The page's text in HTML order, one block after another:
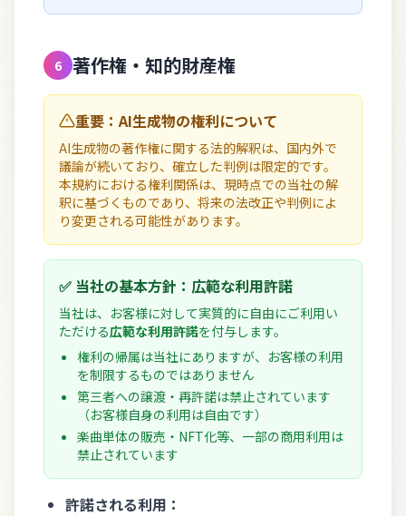
6 著作権・知的財産権
重要：AI生成物の権利について
AI生成物の著作権に関する法的解釈は、国内外で
議論が続いており、確立した判例は限定的です。
本規約における権利関係は、現時点での当社の解
釈に基づくものであり、将来の法改正や判例によ
り変更される可能性があります。
✅ 当社の基本方針：広範な利用許諾
当社は、お客様に対して実質的に自由にご利用い
ただける広範な利用許諾を付与します。
権利の帰属は当社にありますが、お客様の利用
を制限するものではありません
第三者への譲渡・再許諾は禁止されています
（お客様自身の利用は自由です）
楽曲単体の販売・NFT化等、一部の商用利用は
禁止されています
許諾される利用：